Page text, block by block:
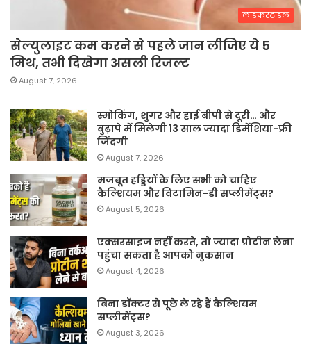
लाइफस्टाइल
सेल्युलाइट कम करने से पहले जान लीजिए ये 5
मिथ, तभी दिखेगा असली रिजल्ट
August 7, 2026
स्मोकिंग, शुगर और हाई बीपी से दूरी… और
बुढ़ापे में मिलेगी 13 साल ज्यादा डिमेंशिया-फ्री
जिंदगी
August 7, 2026
मजबूत हड्डियों के लिए सभी को चाहिए
कैल्शियम और विटामिन-डी सप्लीमेंट्स?
August 5, 2026
एक्सरसाइज नहीं करते, तो ज्यादा प्रोटीन लेना
पहुंचा सकता है आपको नुकसान
August 4, 2026
बिना डॉक्टर से पूछे ले रहे हैं कैल्शियम
सप्लीमेंट्स?
August 3, 2026